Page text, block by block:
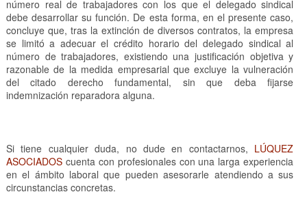
número real de trabajadores con los que el delegado sindical
debe desarrollar su función. De esta forma, en el presente caso,
concluye que, tras la extinción de diversos contratos, la empresa
se limitó a adecuar el crédito horario del delegado sindical al
número de trabajadores, existiendo una justificación objetiva y
razonable de la medida empresarial que excluye la vulneración
del citado derecho fundamental, sin que deba fijarse
indemnización reparadora alguna.
Si tiene cualquier duda, no dude en contactarnos, LÚQUEZ
ASOCIADOScuenta con profesionales con una larga experiencia
en el ámbito laboral que pueden asesorarle atendiendo a sus
circunstancias concretas.